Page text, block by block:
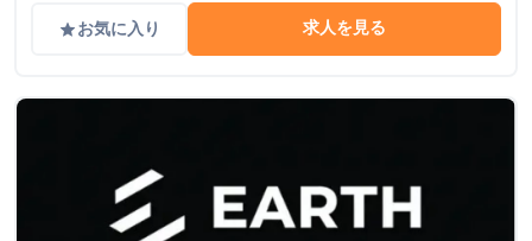
gradeお気に入り 求人を見る